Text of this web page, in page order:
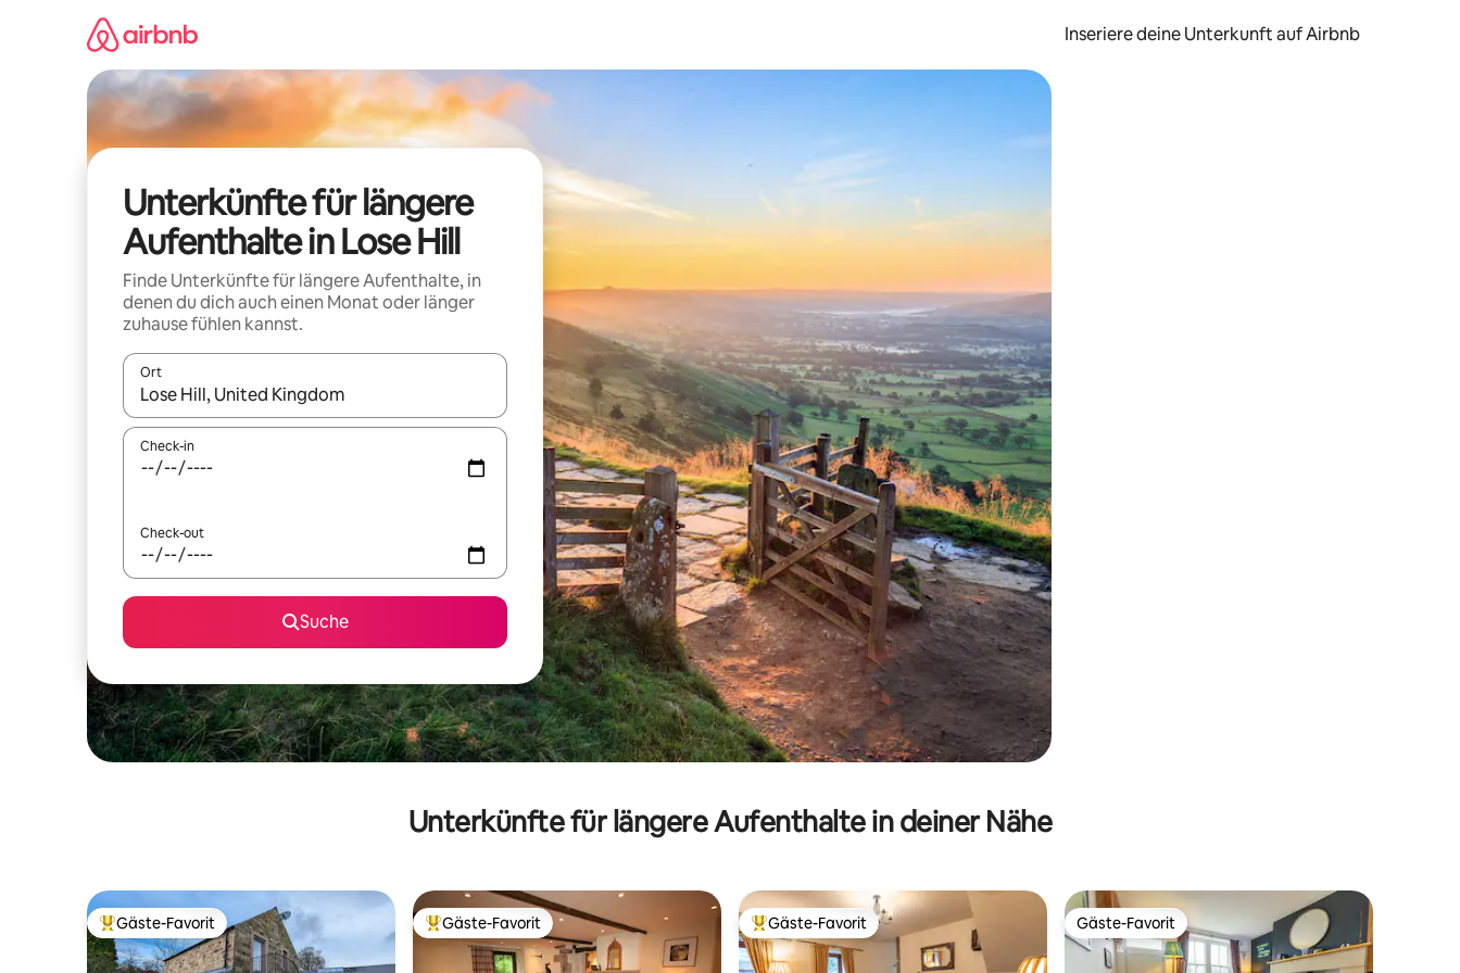
Inseriere deine Unterkunft auf Airbnb
Unterkünfte für längere
Aufenthalte in Lose Hill
Finde Unterkünfte für längere Aufenthalte, in
denen du dich auch einen Monat oder länger
zuhause fühlen kannst.
Ort
Wenn Ergebnisse verfügbar sind, navigiere mit den Pfeiltasten nach oben und unten oder erkunde die Ergebnisse durch Berühren oder Wischgesten.
Check-in
Check-out
Suche
Unterkünfte für längere Aufenthalte in deiner Nähe
Beliebter Gäste-Favorit.
Gäste-Favorit Beliebter Gäste-Favorit.
Gäste-Favorit Beliebter Gäste-Favorit.
Gäste-Favorit Gäste-Favorit
Gäste-Favorit